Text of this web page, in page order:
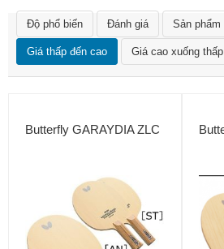
Độ phổ biến Đánh giá Sản phẩm
Giá thấp đến cao Giá cao xuống thấp
Butterfly GARAYDIA ZLC